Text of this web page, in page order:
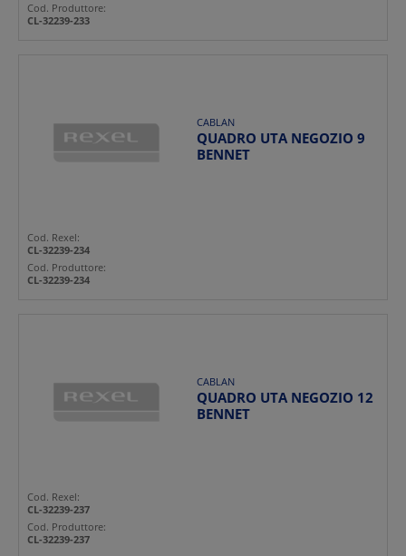
Cod. Produttore:
CL-32239-233
CABLAN
QUADRO UTA NEGOZIO 9
BENNET
Cod. Rexel:
CL-32239-234
Cod. Produttore:
CL-32239-234
CABLAN
QUADRO UTA NEGOZIO 12
BENNET
Cod. Rexel:
CL-32239-237
Cod. Produttore:
CL-32239-237